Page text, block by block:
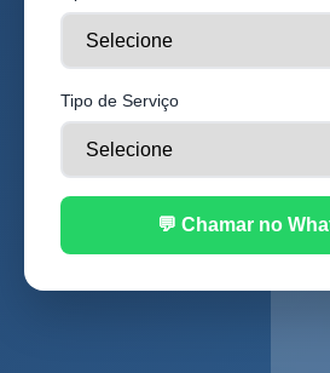
Tipo de Serviço
💬 Chamar no